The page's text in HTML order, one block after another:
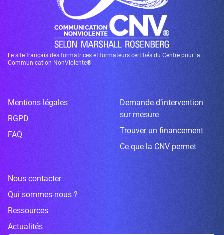
Le site français des formatrices et formateurs certifiés du Centre pour la
Communication NonViolente®
Mentions légales
RGPD
FAQ
Demande d’intervention
sur mesure
Trouver un financement
Ce que la CNV permet
Nous contacter
Qui sommes-nous ?
Ressources
Actualités